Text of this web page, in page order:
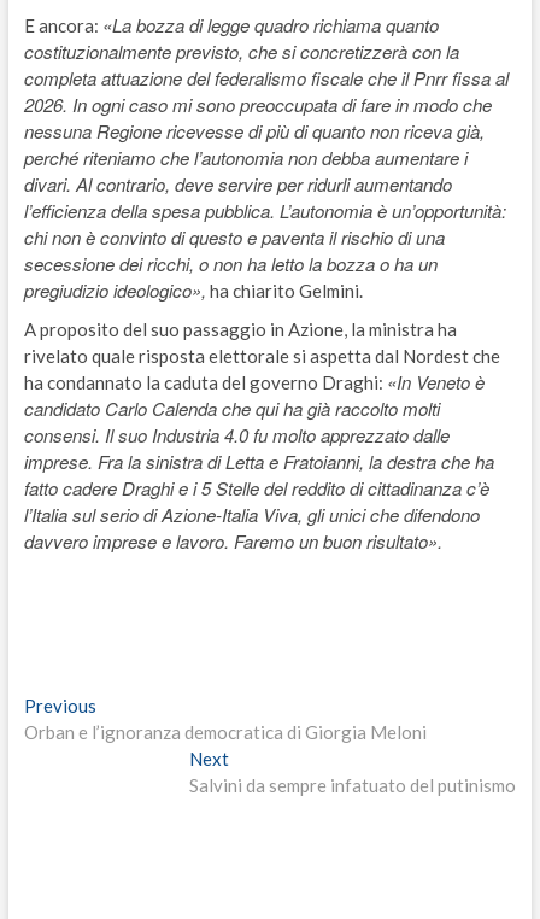
E ancora: «La bozza di legge quadro richiama quanto
costituzionalmente previsto, che si concretizzerà con la
completa attuazione del federalismo fiscale che il Pnrr fissa al
2026. In ogni caso mi sono preoccupata di fare in modo che
nessuna Regione ricevesse di più di quanto non riceva già,
perché riteniamo che l’autonomia non debba aumentare i
divari. Al contrario, deve servire per ridurli aumentando
l’efficienza della spesa pubblica. L’autonomia è un’opportunità:
chi non è convinto di questo e paventa il rischio di una
secessione dei ricchi, o non ha letto la bozza o ha un
pregiudizio ideologico», ha chiarito Gelmini.
A proposito del suo passaggio in Azione, la ministra ha
rivelato quale risposta elettorale si aspetta dal Nordest che
ha condannato la caduta del governo Draghi: «In Veneto è
candidato Carlo Calenda che qui ha già raccolto molti
consensi. Il suo Industria 4.0 fu molto apprezzato dalle
imprese. Fra la sinistra di Letta e Fratoianni, la destra che ha
fatto cadere Draghi e i 5 Stelle del reddito di cittadinanza c’è
l’Italia sul serio di Azione-Italia Viva, gli unici che difendono
davvero imprese e lavoro. Faremo un buon risultato».
Navigazione
articoli
PreviousPrevious
post:
Orban e l’ignoranza democratica di Giorgia Meloni
NextNext
post:
Salvini da sempre infatuato del putinismo